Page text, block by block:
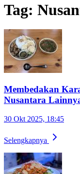
Tag:
Membedakan
Nusantara
30 Okt 2025, 18:45
Selengkapnya